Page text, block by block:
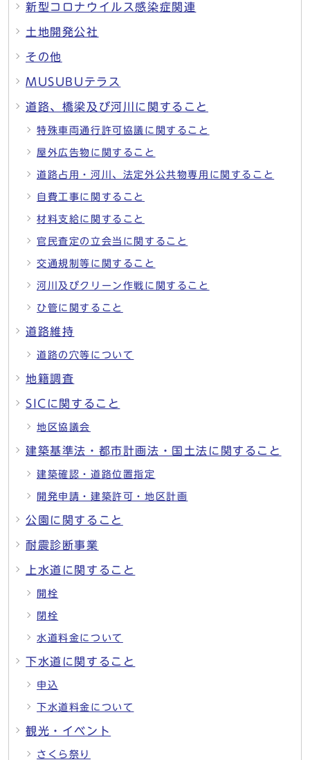
新型コロナウイルス感染症関連
土地開発公社
その他
MUSUBUテラス
道路、橋梁及び河川に関すること
特殊車両通行許可協議に関すること
屋外広告物に関すること
道路占用・河川、法定外公共物専用に関すること
自費工事に関すること
材料支給に関すること
官民査定の立会当に関すること
交通規制等に関すること
河川及びクリーン作戦に関すること
ひ管に関すること
道路維持
道路の穴等について
地籍調査
SICに関すること
地区協議会
建築基準法・都市計画法・国土法に関すること
建築確認・道路位置指定
開発申請・建築許可・地区計画
公園に関すること
耐震診断事業
上水道に関すること
開栓
閉栓
水道料金について
下水道に関すること
申込
下水道料金について
観光・イベント
さくら祭り